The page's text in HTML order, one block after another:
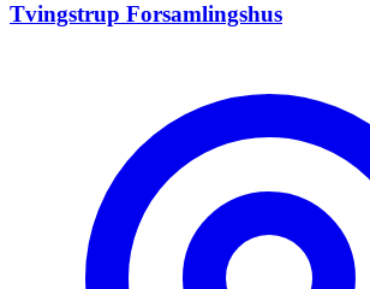
Tvingstrup Forsamlingshus